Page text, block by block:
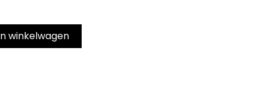
winkelwagen